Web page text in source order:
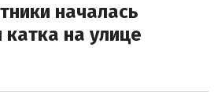
началась
на улице